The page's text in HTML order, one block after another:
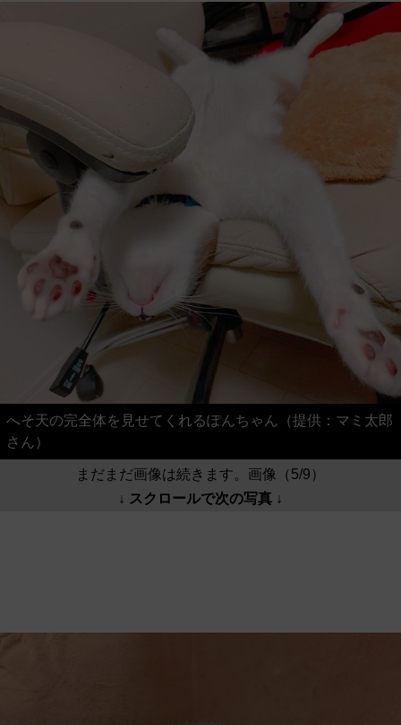
へそ天の完全体を見せてくれるぽんちゃん（提供：マミ太郎
さん）
まだまだ画像は続きます。画像（5/9）
↓ スクロールで次の写真 ↓